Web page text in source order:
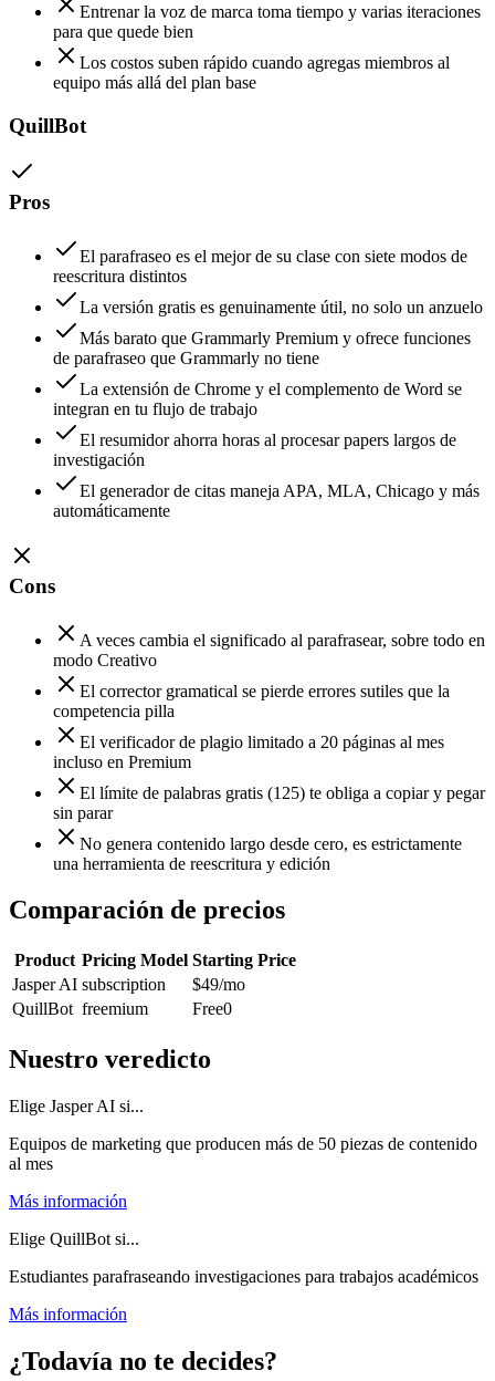
Entrenar la voz de marca toma tiempo y varias iteraciones
para que quede bien
Los costos suben rápido cuando agregas miembros al
equipo más allá del plan base
QuillBot
Pros
El parafraseo es el mejor de su clase con siete modos de
reescritura distintos
La versión gratis es genuinamente útil, no solo un anzuelo
Más barato que Grammarly Premium y ofrece funciones
de parafraseo que Grammarly no tiene
La extensión de Chrome y el complemento de Word se
integran en tu flujo de trabajo
El resumidor ahorra horas al procesar papers largos de
investigación
El generador de citas maneja APA, MLA, Chicago y más
automáticamente
Cons
A veces cambia el significado al parafrasear, sobre todo en
modo Creativo
El corrector gramatical se pierde errores sutiles que la
competencia pilla
El verificador de plagio limitado a 20 páginas al mes
incluso en Premium
El límite de palabras gratis (125) te obliga a copiar y pegar
sin parar
No genera contenido largo desde cero, es estrictamente
una herramienta de reescritura y edición
Comparación de precios
Product Pricing Model Starting Price
Jasper AI subscription $49/mo
QuillBot freemium Free0
Nuestro veredicto
Elige Jasper AI si...
Equipos de marketing que producen más de 50 piezas de contenido
al mes
Más información
Elige QuillBot si...
Estudiantes parafraseando investigaciones para trabajos académicos
Más información
¿Todavía no te decides?